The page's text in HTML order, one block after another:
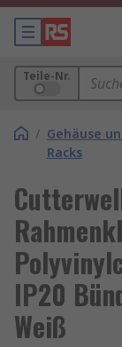
Teile-Nr.
/ Gehäuse
Racks
IP20
Weiß